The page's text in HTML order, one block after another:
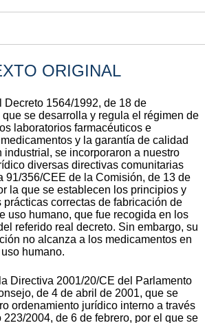
ORIGINAL
Decreto 1564/1992, de 18 de
se desarrolla y regula el régimen de
laboratorios farmacéuticos e
y la garantía de calidad
industrial, se incorporaron a nuestro
diversas directivas comunitarias
91/356/CEE de la Comisión, de 13 de
la que se establecen los principios y
prácticas correctas de fabricación de
uso humano, que fue recogida en los
referido real decreto. Sin embargo, su
no alcanza a los medicamentos en
humano.
Directiva 2001/20/CE del Parlamento
de 4 de abril de 2001, que se
ordenamiento jurídico interno a través
2004, de 6 de febrero, por el que se